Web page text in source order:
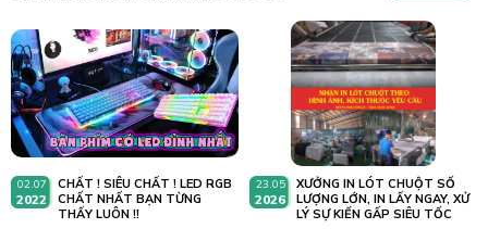
02.07
2022
CHẤT ! SIÊU CHẤT ! LED RGB
CHẤT NHẤT BẠN TỪNG
THẤY LUÔN !!
23.05
2026
XƯỞNG IN LÓT CHUỘT SỐ
LƯỢNG LỚN, IN LẤY NGAY, XỬ
LÝ SỰ KIẾN GẤP SIÊU TỐC